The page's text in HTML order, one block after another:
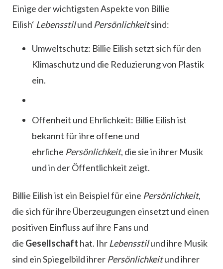
Einige der wichtigsten Aspekte von Billie
Eilish‘ Lebensstilund Persönlichkeitsind:
Umweltschutz: Billie Eilish setzt sich für den
Klimaschutz und die Reduzierung von Plastik
ein.
Offenheit und Ehrlichkeit: Billie Eilish ist
bekannt für ihre offene und
ehrliche Persönlichkeit, die sie in ihrer Musik
und in der Öffentlichkeit zeigt.
Billie Eilish ist ein Beispiel für eine Persönlichkeit,
die sich für ihre Überzeugungen einsetzt und einen
positiven Einfluss auf ihre Fans und
die Gesellschaft hat. Ihr Lebensstilund ihre Musik
sind ein Spiegelbild ihrer Persönlichkeitund ihrer